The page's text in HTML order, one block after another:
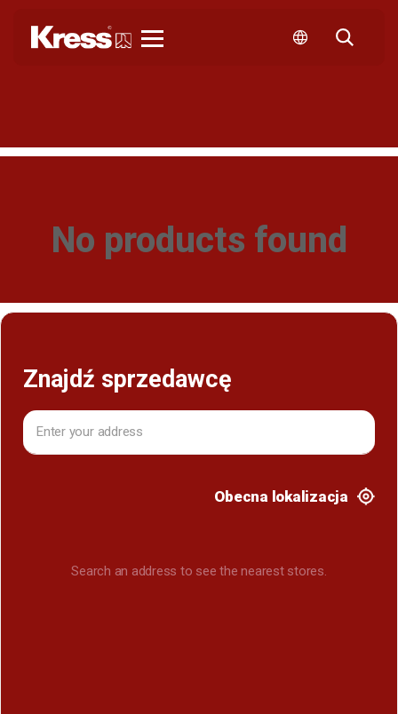
No products found
Znajdź sprzedawcę
Obecna lokalizacja
Search an address to see the nearest stores.